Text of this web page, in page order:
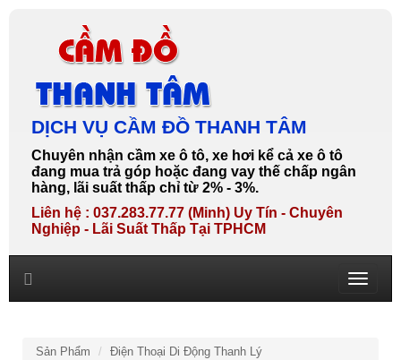
DỊCH VỤ CẦM ĐỒ THANH TÂM
Chuyên nhận cầm xe ô tô, xe hơi kể cả xe ô tô
đang mua trả góp hoặc đang vay thế chấp ngân
hàng, lãi suất thấp chỉ từ 2% - 3%.
Liên hệ : 037.283.77.77 (Minh) Uy Tín - Chuyên
Nghiệp - Lãi Suất Thấp Tại TPHCM
Toggle
Sản Phẩm Điện Thoại Di Động Thanh Lý